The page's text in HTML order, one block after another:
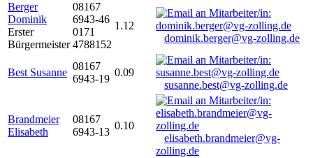
Berger
Dominik
Erster
Bürgermeister
08167
6943-46
0171
4788152
1.12
dominik.berger@vg-zolling.de
Best Susanne
08167
6943-19
0.09
susanne.best@vg-zolling.de
Brandmeier
Elisabeth
08167
6943-13
0.10
elisabeth.brandmeier@vg-
zolling.de